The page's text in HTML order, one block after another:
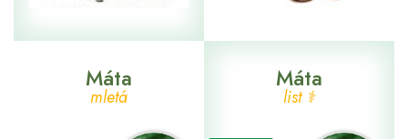
Máta
mletá
Máta
list ⚕